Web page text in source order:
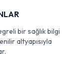
bir sağlık bilgi
altyapısıyla